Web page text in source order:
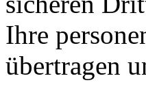
Ihre
übertragen